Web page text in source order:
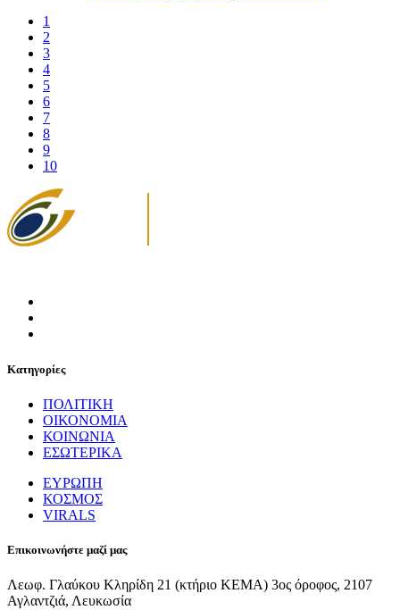
1
2
3
4
5
6
7
8
9
10
Κατηγορίες
ΠΟΛΙΤΙΚΗ
ΟΙΚΟΝΟΜΙΑ
ΚΟΙΝΩΝΙΑ
ΕΣΩΤΕΡΙΚΑ
ΕΥΡΩΠΗ
ΚΟΣΜΟΣ
VIRALS
Επικοινωνήστε μαζί μας
Λεωφ. Γλαύκου Κληρίδη 21 (κτήριο ΚΕΜΑ) 3ος όροφος, 2107
Αγλαντζιά, Λευκωσία